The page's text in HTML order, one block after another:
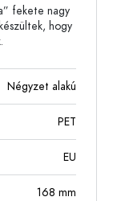
fekete nagy
hogy
Négyzet alakú
PET
EU
168 mm